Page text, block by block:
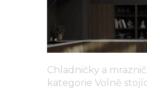
Chladničky a
kategorieVolně